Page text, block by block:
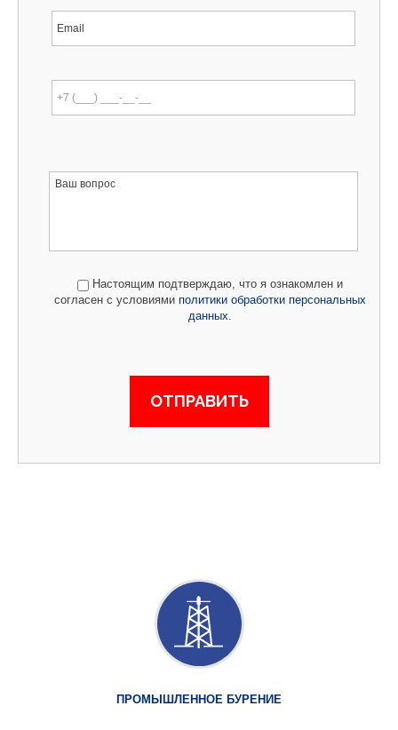
Настоящим подтверждаю, что я ознакомлен и
согласен с условиями политики обработки персональных
данных.
ПРОМЫШЛЕННОЕ БУРЕНИЕ